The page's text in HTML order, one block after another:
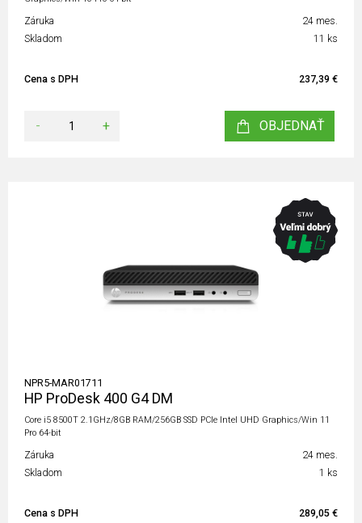
Záruka
24 mes.
Skladom
11 ks
Cena s DPH 237,39 €
- + OBJEDNAŤ
NPR5-MAR01711
HP ProDesk 400 G4 DM
Core i5 8500T 2.1GHz/8GB RAM/256GB SSD PCIe Intel UHD Graphics/Win 11
Pro 64-bit
Záruka
24 mes.
Skladom
1 ks
Cena s DPH 289,05 €